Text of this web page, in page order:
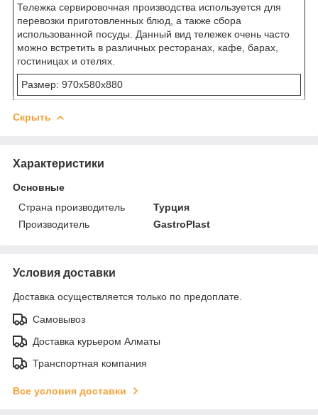
Тележка сервировочная производства используется для
перевозки приготовленных блюд, а также сбора
использованной посуды. Данный вид тележек очень часто
можно встретить в различных ресторанах, кафе, барах,
гостиницах и отелях.
Размер: 970x580x880
Скрыть
Характеристики
Основные
Страна производитель
Турция
Производитель
GastroPlast
Условия доставки
Доставка осуществляется только по предоплате.
Самовывоз
Доставка курьером Алматы
Транспортная компания
Все условия доставки